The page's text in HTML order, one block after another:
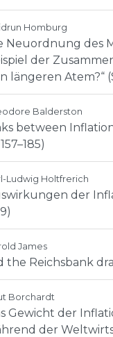
Homburg
Neuordnung des
der
längeren Atem?“
Balderston
between
Ludwig Holtfrerich
der
James
the Reichsbank
Borchardt
Gewicht der
der